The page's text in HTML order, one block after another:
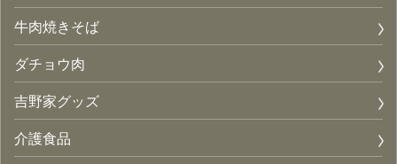
牛肉焼きそば
ダチョウ肉
吉野家グッズ
介護食品